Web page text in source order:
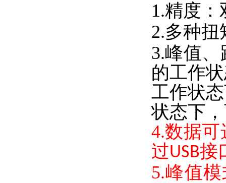
1.精度
2.多种
3.峰值
的工作
工作状
状态下
4.数据
过USB接
5.峰值